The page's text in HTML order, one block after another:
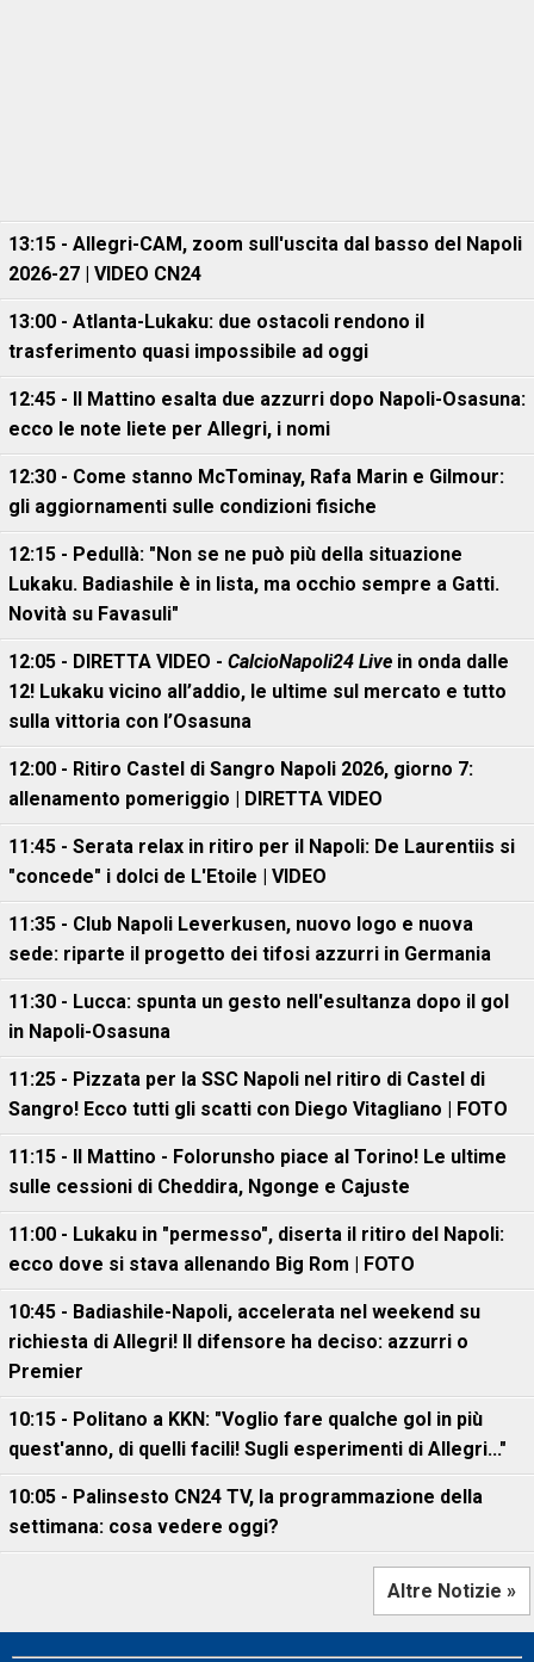
13:15 - Allegri-CAM, zoom sull'uscita dal basso del Napoli
2026-27 | VIDEO CN24
13:00 - Atlanta-Lukaku: due ostacoli rendono il
trasferimento quasi impossibile ad oggi
12:45 - Il Mattino esalta due azzurri dopo Napoli-Osasuna:
ecco le note liete per Allegri, i nomi
12:30 - Come stanno McTominay, Rafa Marin e Gilmour:
gli aggiornamenti sulle condizioni fisiche
12:15 - Pedullà: "Non se ne può più della situazione
Lukaku. Badiashile è in lista, ma occhio sempre a Gatti.
Novità su Favasuli"
12:05 - DIRETTA VIDEO - CalcioNapoli24 Live in onda dalle
12! Lukaku vicino all’addio, le ultime sul mercato e tutto
sulla vittoria con l’Osasuna
12:00 - Ritiro Castel di Sangro Napoli 2026, giorno 7:
allenamento pomeriggio | DIRETTA VIDEO
11:45 - Serata relax in ritiro per il Napoli: De Laurentiis si
"concede" i dolci de L'Etoile | VIDEO
11:35 - Club Napoli Leverkusen, nuovo logo e nuova
sede: riparte il progetto dei tifosi azzurri in Germania
11:30 - Lucca: spunta un gesto nell'esultanza dopo il gol
in Napoli-Osasuna
11:25 - Pizzata per la SSC Napoli nel ritiro di Castel di
Sangro! Ecco tutti gli scatti con Diego Vitagliano | FOTO
11:15 - Il Mattino - Folorunsho piace al Torino! Le ultime
sulle cessioni di Cheddira, Ngonge e Cajuste
11:00 - Lukaku in "permesso", diserta il ritiro del Napoli:
ecco dove si stava allenando Big Rom | FOTO
10:45 - Badiashile-Napoli, accelerata nel weekend su
richiesta di Allegri! Il difensore ha deciso: azzurri o
Premier
10:15 - Politano a KKN: "Voglio fare qualche gol in più
quest'anno, di quelli facili! Sugli esperimenti di Allegri..."
10:05 - Palinsesto CN24 TV, la programmazione della
settimana: cosa vedere oggi?
Altre Notizie »